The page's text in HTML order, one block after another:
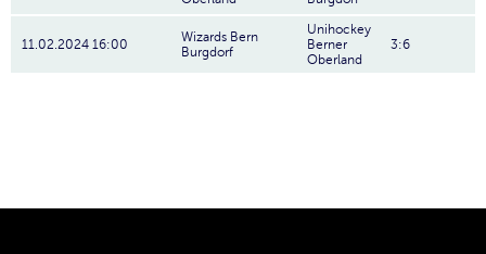
11.02.2024 16:00
Wizards Bern
Burgdorf
Unihockey
Berner
Oberland
3:6